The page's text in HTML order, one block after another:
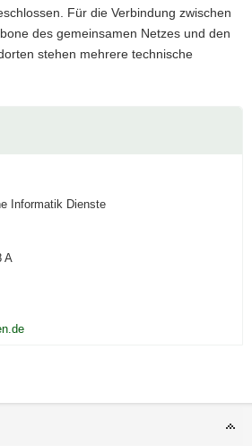
Für die Verbindung zwischen
des gemeinsamen Netzes und den
stehen mehrere technische
Informatik Dienste
A